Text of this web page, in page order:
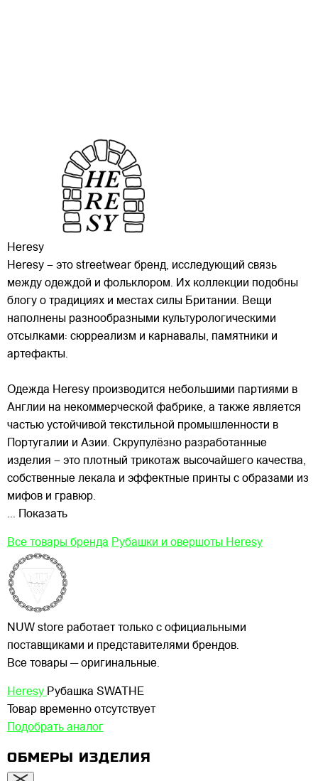
Heresy
Heresy – это streetwear бренд, исследующий связь
между одеждой и фольклором. Их коллекции подобны
блогу о традициях и местах силы Британии. Вещи
наполнены разнообразными культурологическими
отсылками: сюрреализм и карнавалы, памятники и
артефакты.
Одежда Heresy производится небольшими партиями в
Англии на некоммерческой фабрике, а также является
частью устойчивой текстильной промышленности в
Португалии и Азии. Скрупулёзно разработанные
изделия – это плотный трикотаж высочайшего качества,
собственные лекала и эффектные принты с образами из
мифов и гравюр.
... Показать
Все товары бренда Рубашки и овершоты Heresy
NUW store работает только с официальными
поставщиками и представителями брендов.
Все товары — оригинальные.
Heresy Рубашка SWATHE
Товар временно отсутствует
Подобрать аналог
ОБМЕРЫ ИЗДЕЛИЯ